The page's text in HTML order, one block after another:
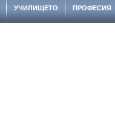
УЧИЛИЩЕТО ПРОФЕСИЯ